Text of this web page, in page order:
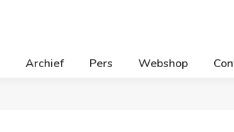
Archief Pers Webshop